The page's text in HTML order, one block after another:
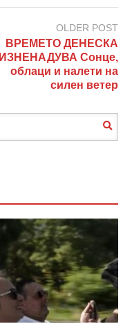
OLDER POST
ВРЕМЕТО ДЕНЕСКА
ИЗНЕНАДУВА Сонце,
облаци и налети на
силен ветер